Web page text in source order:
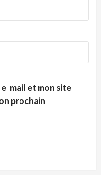
mail et mon site
prochain